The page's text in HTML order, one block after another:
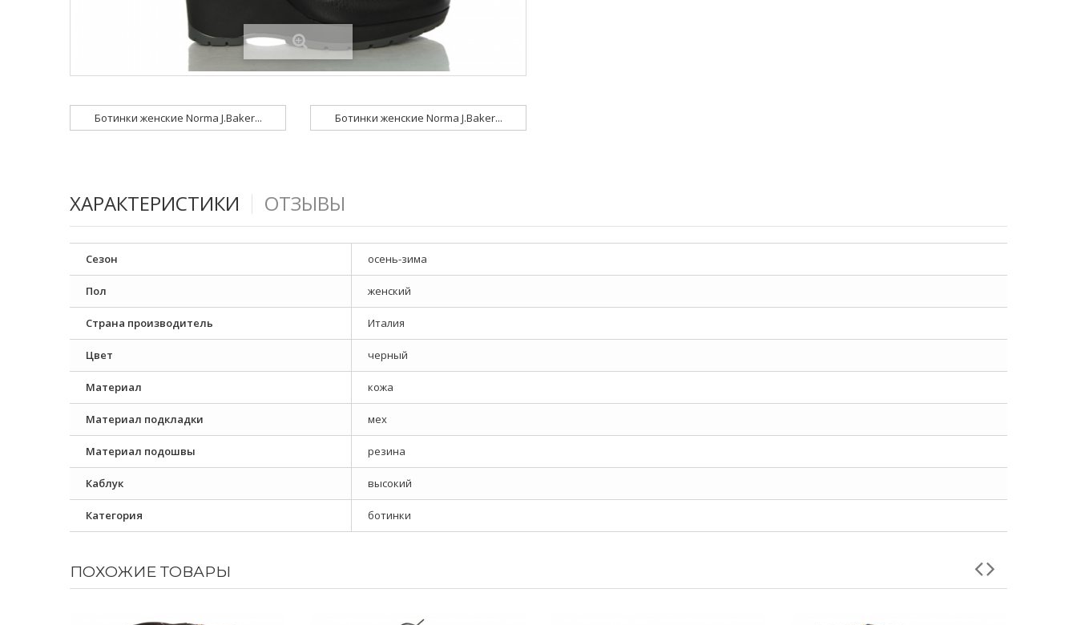
Ботинки женские Norma J.Baker... Ботинки женские Norma J.Baker...
ХАРАКТЕРИСТИКИ ОТЗЫВЫ
Сезон осень-зима
Пол женский
Страна производитель Италия
Цвет черный
Материал кожа
Материал подкладки мех
Материал подошвы резина
Каблук высокий
Категория ботинки
ПОХОЖИЕ ТОВАРЫ